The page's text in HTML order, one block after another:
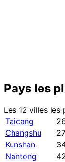
Pays les
Les 12 villes les
Taicang
Changshu
Kunshan
Nantong